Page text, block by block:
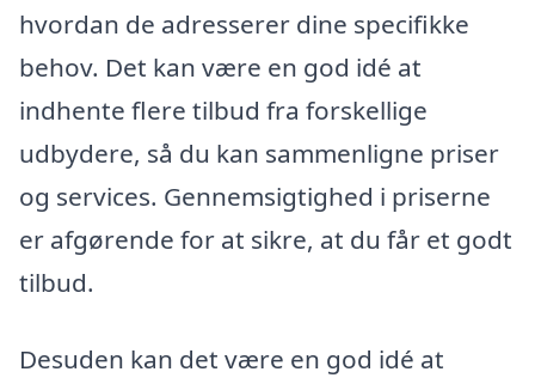
hvordan de adresserer dine specifikke
behov. Det kan være en god idé at
indhente flere tilbud fra forskellige
udbydere, så du kan sammenligne priser
og services. Gennemsigtighed i priserne
er afgørende for at sikre, at du får et godt
tilbud.
Desuden kan det være en god idé at